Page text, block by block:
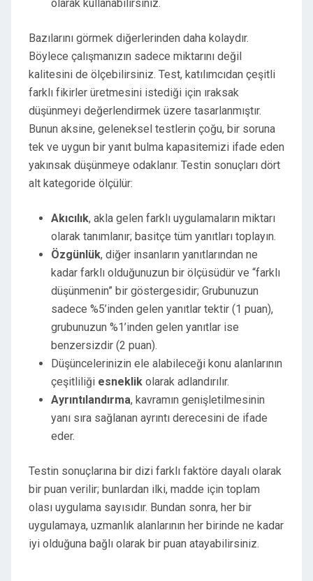
olarak kullanabilirsiniz.
Bazılarını görmek diğerlerinden daha kolaydır.
Böylece çalışmanızın sadece miktarını değil
kalitesini de ölçebilirsiniz. Test, katılımcıdan çeşitli
farklı fikirler üretmesini istediği için ıraksak
düşünmeyi değerlendirmek üzere tasarlanmıştır.
Bunun aksine, geleneksel testlerin çoğu, bir soruna
tek ve uygun bir yanıt bulma kapasitemizi ifade eden
yakınsak düşünmeye odaklanır. Testin sonuçları dört
alt kategoride ölçülür:
Akıcılık, akla gelen farklı uygulamaların miktarı
olarak tanımlanır; basitçe tüm yanıtları toplayın.
Özgünlük, diğer insanların yanıtlarından ne
kadar farklı olduğunuzun bir ölçüsüdür ve “farklı
düşünmenin” bir göstergesidir; Grubunuzun
sadece %5’inden gelen yanıtlar tektir (1 puan),
grubunuzun %1’inden gelen yanıtlar ise
benzersizdir (2 puan).
Düşüncelerinizin ele alabileceği konu alanlarının
çeşitliliği esneklik olarak adlandırılır.
Ayrıntılandırma, kavramın genişletilmesinin
yanı sıra sağlanan ayrıntı derecesini de ifade
eder.
Testin sonuçlarına bir dizi farklı faktöre dayalı olarak
bir puan verilir; bunlardan ilki, madde için toplam
olası uygulama sayısıdır. Bundan sonra, her bir
uygulamaya, uzmanlık alanlarının her birinde ne kadar
iyi olduğuna bağlı olarak bir puan atayabilirsiniz.